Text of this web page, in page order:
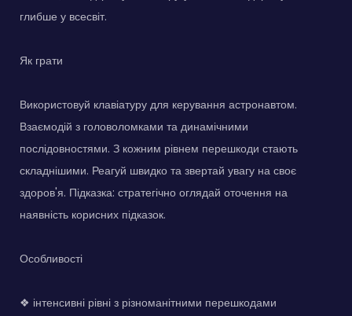
глибше у всесвіт.
Як грати
Використовуй клавіатуру для керування астронавтом.
Взаємодій з головоломками та динамічними
послідовностями. З кожним рівнем перешкоди стають
складнішими. Реагуй швидко та звертай увагу на своє
здоров'я. Підказка: стратегічно оглядай оточення на
наявність корисних підказок.
Особливості
❖ інтенсивні рівні з різноманітними перешкодами